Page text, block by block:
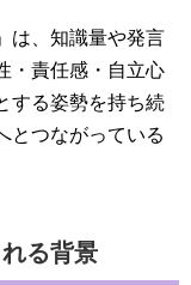
は、知識量や発言
・責任感・自立心
する姿勢を持ち続
とつながっている
る背景